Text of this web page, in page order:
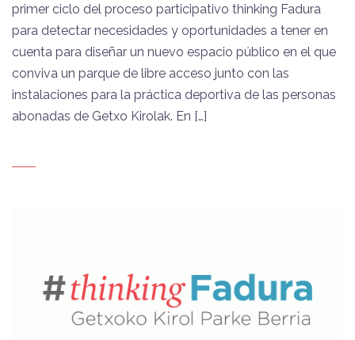
primer ciclo del proceso participativo thinking Fadura
para detectar necesidades y oportunidades a tener en
cuenta para diseñar un nuevo espacio público en el que
conviva un parque de libre acceso junto con las
instalaciones para la práctica deportiva de las personas
abonadas de Getxo Kirolak. En […]